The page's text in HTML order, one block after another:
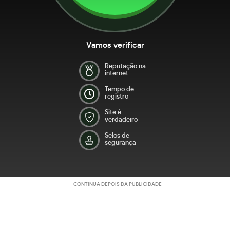
Vamos verificar
Reputação na
internet
Tempo de
registro
Site é
verdadeiro
Selos de
segurança
CONTINUA DEPOIS DA PUBLICIDADE